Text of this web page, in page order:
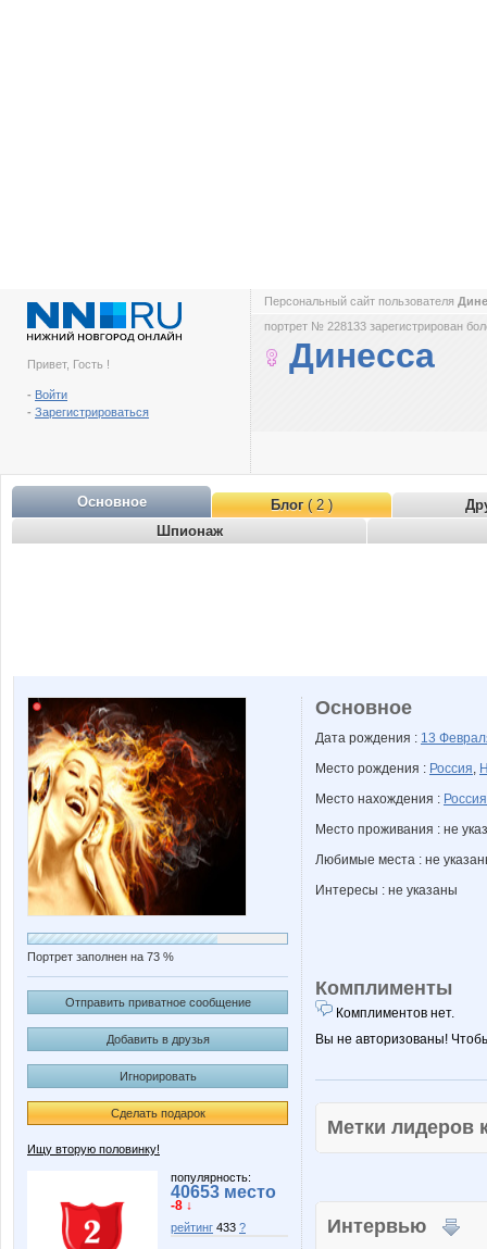
Привет, Гость !
- Войти
- Зарегистрироваться
Персональный сайт пользователя
портрет № 228133 зарегистрирован
Динесса
Основное Блог( 2 )
Шпионаж
Портрет заполнен на 73 %
Отправить приватное сообщение
Добавить в друзья
Игнорировать
Сделать подарок
Ищу вторую половинку!
популярность:
40653 место
-8 ↓
рейтинг 433 ?
Основное
Дата рождения : 13
Место рождения : Россия,
Место нахождения : Россия
Место проживания : не
Любимые места : не
Интересы : не указаны
Комплименты
Комплиментов нет.
Вы не авторизованы!
Метки
Интервью